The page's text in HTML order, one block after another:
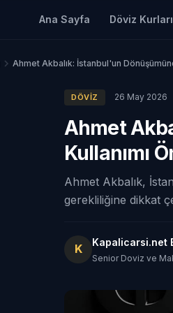
Ana Sayfa Döviz Kurları
Ahmet Akbalık: İstanbul'un
DÖVIZ 26 May 2026
Ahmet
Kullanımı
Ahmet Akbalık,
gerekliliğine dikkat
K Kapalicarsi.net
Senior Doviz ve